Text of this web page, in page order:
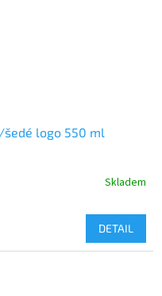
šedé logo 550 ml
Skladem
DETAIL